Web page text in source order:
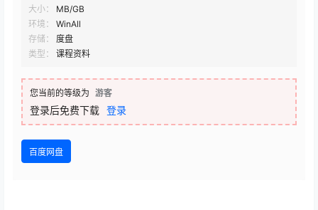
大小：
MB/GB
环境：
WinAll
存储：
度盘
类型：
课程资料
您当前的等级为 游客
登录后免费下载 登录
百度网盘